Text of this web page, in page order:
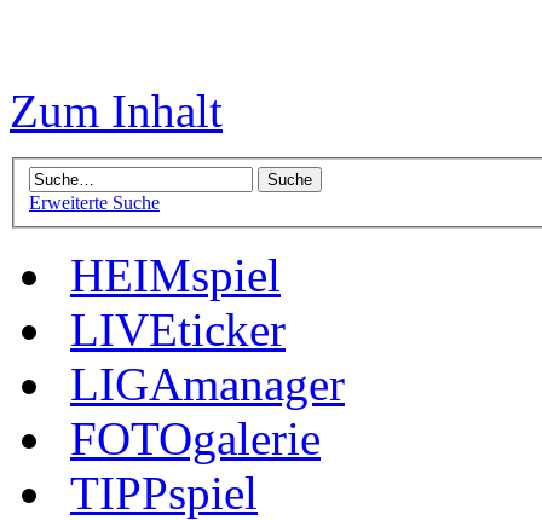
Zum Inhalt
Erweiterte Suche
HEIMspiel
LIVEticker
LIGAmanager
FOTOgalerie
TIPPspiel